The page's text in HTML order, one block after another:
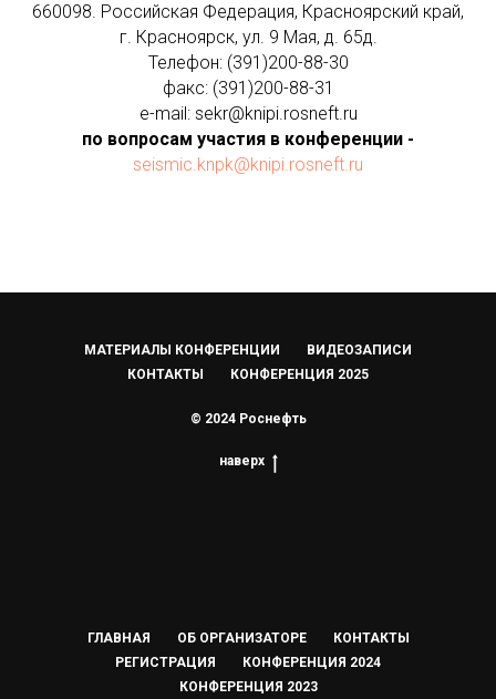
660098. Российская Федерация, Красноярский край,
г. Красноярск, ул. 9 Мая, д. 65д.
Телефон: (391)200-88-30
факс: (391)200-88-31
e-mail: sekr@knipi.rosneft.ru
по вопросам участия в конференции -
seismic.knpk@knipi.rosneft.ru
МАТЕРИАЛЫ КОНФЕРЕНЦИИ
ВИДЕОЗАПИСИ
КОНТАКТЫ
КОНФЕРЕНЦИЯ 2025
© 2024 Роснефть
наверх
ГЛАВНАЯ ОБ ОРГАНИЗАТОРЕ
КОНТАКТЫ
РЕГИСТРАЦИЯ
КОНФЕРЕНЦИЯ 2024
КОНФЕРЕНЦИЯ 2023